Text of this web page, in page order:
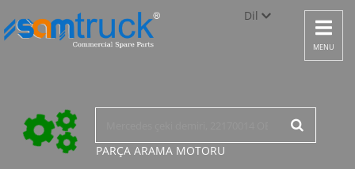
Dil
Türkçe
English
Toggle
MENU
PARÇA ARAMA MOTORU